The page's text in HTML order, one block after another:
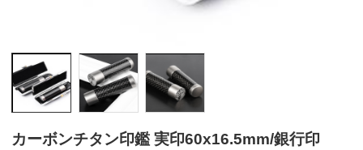
カーボンチタン印鑑 実印60x16.5mm/銀行印